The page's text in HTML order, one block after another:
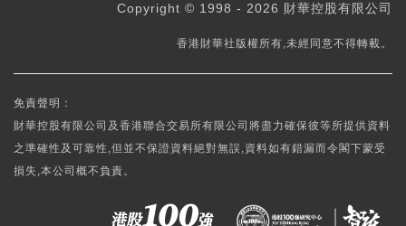
Copyright © 1998 - 2026 財華控股有限公司
香港財華社版權所有,未經同意不得轉載。
免責聲明：
財華控股有限公司及香港聯合交易所有限公司將盡力確保彼等所提供資料
之準確性及可靠性,但並不保證資料絕對無誤,資料如有錯漏而令閣下蒙受
損失,本公司概不負責。